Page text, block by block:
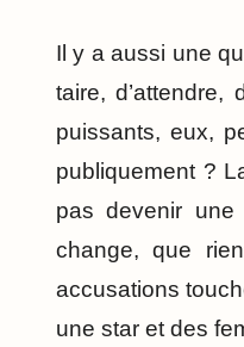
Il y a aussi une
taire,
puissants, eux,
publiquement ?
pas devenir une
change, que
accusations
une star et des